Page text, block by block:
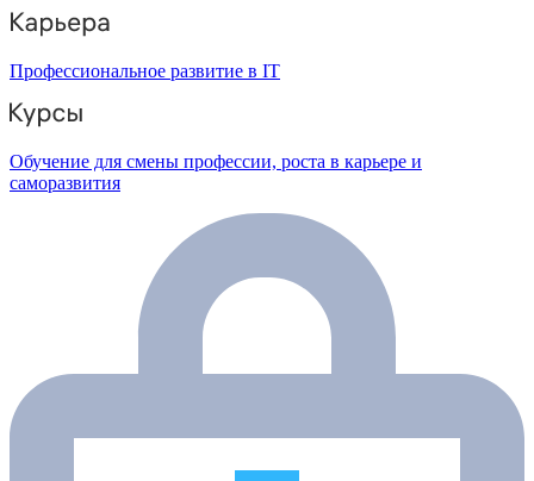
Профессиональное развитие в IT
Обучение для смены профессии, роста в карьере и
саморазвития